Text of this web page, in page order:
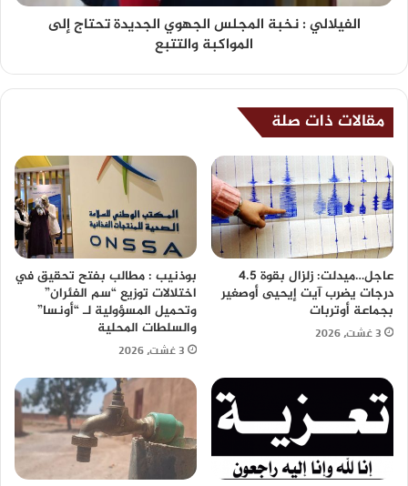
الفيلالي : نخبة المجلس الجهوي الجديدة تحتاج إلى
المواكبة والتتبع
مقالات ذات صلة
عاجل…ميدلت: زلزال بقوة 4.5
درجات يضرب آيت إيحيى أوصغير
بجماعة أوتربات
3 غشت، 2026
بوذنيب : مطالب بفتح تحقيق في
اختلالات توزيع “سم الفئران”
وتحميل المسؤولية لـ “أونسا”
والسلطات المحلية
3 غشت، 2026